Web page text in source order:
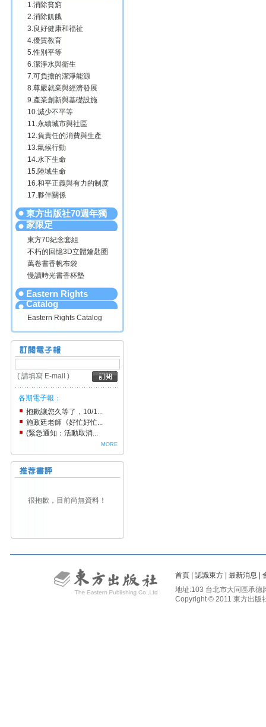
1.消除貧窮
2.消除飢餓
3.良好健康和福祉
4.優質教育
5.性別平等
6.潔淨水與衛生
7.可負擔的潔淨能源
8.尊嚴就業與經濟發展
9.產業創新與基礎設施
10.減少不平等
11.永續城市與社區
12.負責任的消費與生產
13.氣候行動
14.水下生命
15.陸域生命
16.和平正義與有力的制度
17.夥伴關係
東方出版社70週年獨
家限定
東方70紀念套組
不朽的回憶3D立體鑰匙圈
萬卷書香帆布袋
慢讀時光書香杯墊
Eastern Rights
Catalog
Eastern Rights Catalog
( 請填寫 E-mail )
各期電子報：
抱歉讓您久等了，10/1...
施政廷老師《好忙好忙...
(緊急通知：活動取消...
MORE
很抱歉，目前尚無資料！
首頁 認識東方 最新消息
地址:103 台北市大同區承
Copyright © 2011 東方出版